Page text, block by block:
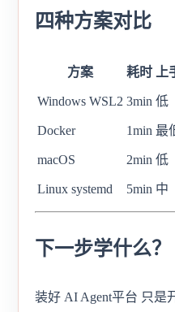
四种方案对比
方案 耗时
Windows WSL2 3min 低
Docker 1min 最
macOS 2min 低
Linux systemd 5min 中
下一步学什么？
装好 AI Agent平台 只是